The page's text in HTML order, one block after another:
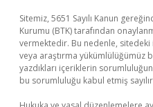
Sitemiz, 5651 Sayılı Kanun
Kurumu (BTK) tarafından
vermektedir. Bu nedenle,
veya araştırma yükümlülüğümüz
yazdıkları içeriklerin
bu sorumluluğu kabul etmiş